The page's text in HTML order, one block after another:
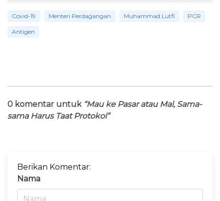
Covid-19 Menteri Perdagangan Muhammad Lutfi PCR
Antigen
0 komentar untuk “Mau ke Pasar atau Mal, Sama-
sama Harus Taat Protokol”
Berikan Komentar:
Nama